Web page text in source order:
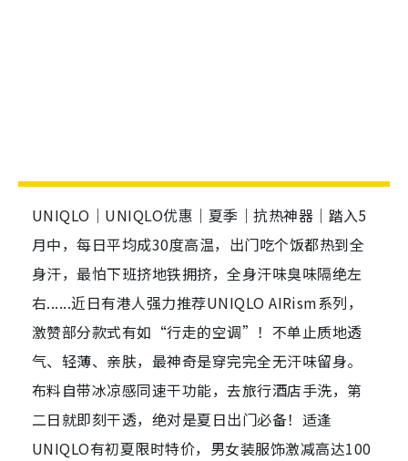
UNIQLO｜UNIQLO优惠｜夏季｜抗热神器｜踏入5
月中，每日平均成30度高温，出门吃个饭都热到全
身汗，最怕下班挤地铁拥挤，全身汗味臭味隔绝左
右......近日有港人强力推荐UNIQLO AIRism系列，
激赞部分款式有如“行走的空调”！不单止质地透
气、轻薄、亲肤，最神奇是穿完完全无汗味留身。
布料自带冰凉感同速干功能，去旅行酒店手洗，第
二日就即刻干透，绝对是夏日出门必备！适逢
UNIQLO有初夏限时特价，男女装服饰激减高达100